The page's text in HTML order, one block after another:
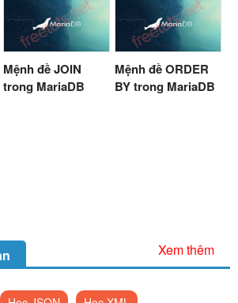
Mệnh đề JOIN
trong MariaDB
Mệnh đề ORDER
BY trong MariaDB
Xem thêm